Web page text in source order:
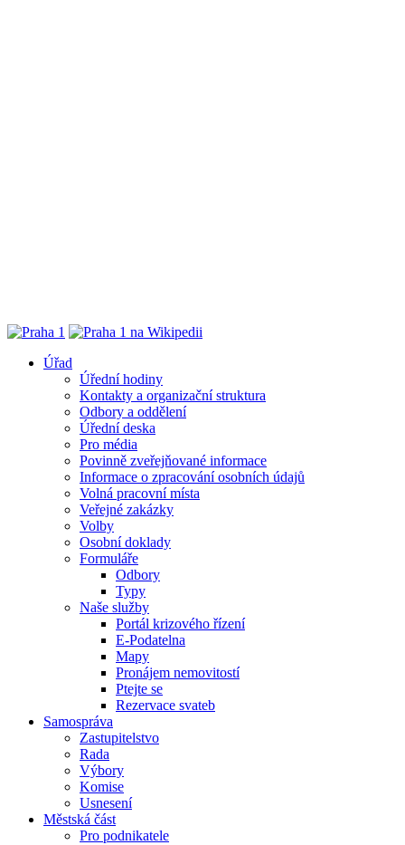
Úřad
Úřední hodiny
Kontakty a organizační struktura
Odbory a oddělení
Úřední deska
Pro média
Povinně zveřejňované informace
Informace o zpracování osobních údajů
Volná pracovní místa
Veřejné zakázky
Volby
Osobní doklady
Formuláře
Odbory
Typy
Naše služby
Portál krizového řízení
E-Podatelna
Mapy
Pronájem nemovitostí
Ptejte se
Rezervace svateb
Samospráva
Zastupitelstvo
Rada
Výbory
Komise
Usnesení
Městská část
Pro podnikatele